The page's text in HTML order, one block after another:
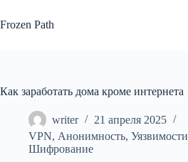
к
сути
Frozen Path
Как заработать дома кроме интернета
writer
21 апреля 2025
VPN, Анонимность, Уязвимости
Шифрование